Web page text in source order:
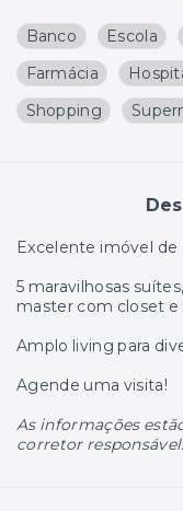
Banco Escola
Farmácia
Shopping
Excelente imóvel de
5 maravilhosas
master com closet e
Amplo living para
Agende uma visita!
As informações
corretor responsável.